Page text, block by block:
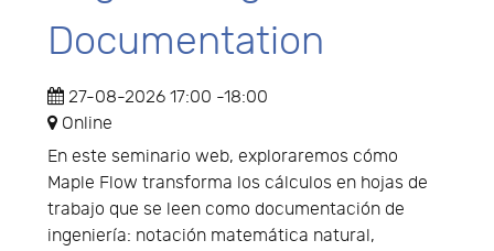
Documentation
27-08-2026 17:00 -18:00
Online
En este seminario web, exploraremos cómo
Maple Flow transforma los cálculos en hojas de
trabajo que se leen como documentación de
ingeniería: notación matemática natural,